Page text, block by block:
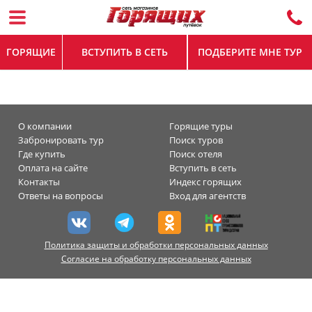
ГОРЯЩИЕ ВСТУПИТЬ В СЕТЬ ПОДБЕРИТЕ МНЕ ТУР
О компании
Горящие туры
Забронировать тур
Поиск туров
Где купить
Поиск отеля
Оплата на сайте
Вступить в сеть
Контакты
Индекс горящих
Ответы на вопросы
Вход для агентств
Политика защиты и обработки персональных данных
Согласие на обработку персональных данных